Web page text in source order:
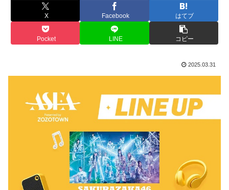
X Facebook はてブ
Pocket LINE コピー
2025.03.31